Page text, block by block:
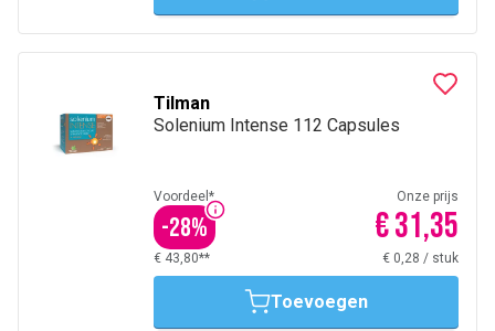
Tilman
Solenium Intense 112 Capsules
Voordeel*
-28%
Onze prijs
€ 31,35
€ 43,80** € 0,28 / stuk
Toevoegen